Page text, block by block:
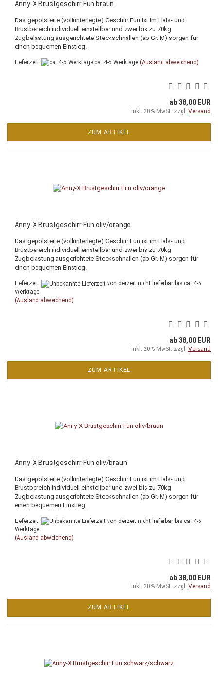
Anny-X Brustgeschirr Fun braun
Das gepolsterte (vollunterlegte) Geschirr Fun ist im Hals- und
Brustbereich individuell einstellbar und zwei bis zu 70kg
Zugbelastung ausgerichtete Steckschnallen (ab Gr. M) sorgen für
einen bequemen Einstieg.
Lieferzeit: ca. 4-5 Werktage (Ausland abweichend)
ab 38,00 EUR
inkl. 20% MwSt. zzgl. Versand
ZUM ARTIKEL
Anny-X Brustgeschirr Fun oliv/orange
Das gepolsterte (vollunterlegte) Geschirr Fun ist im Hals- und
Brustbereich individuell einstellbar und zwei bis zu 70kg
Zugbelastung ausgerichtete Steckschnallen (ab Gr. M) sorgen für
einen bequemen Einstieg.
Lieferzeit:
von derzeit nicht lieferbar bis ca. 4-5
Werktage
(Ausland abweichend)
ab 38,00 EUR
inkl. 20% MwSt. zzgl. Versand
ZUM ARTIKEL
Anny-X Brustgeschirr Fun oliv/braun
Das gepolsterte (vollunterlegte) Geschirr Fun ist im Hals- und
Brustbereich individuell einstellbar und zwei bis zu 70kg
Zugbelastung ausgerichtete Steckschnallen (ab Gr. M) sorgen für
einen bequemen Einstieg.
Lieferzeit:
von derzeit nicht lieferbar bis ca. 4-5
Werktage
(Ausland abweichend)
ab 38,00 EUR
inkl. 20% MwSt. zzgl. Versand
ZUM ARTIKEL